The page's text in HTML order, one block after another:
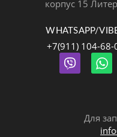
корпус 15
WHATSAPP/
+7(911) 104-68-
Для